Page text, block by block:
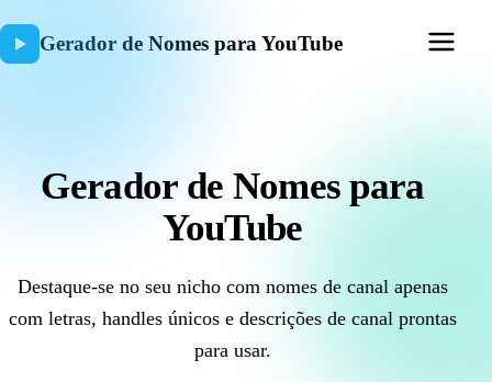
Gerador de Nomes para YouTube
Gerador de Nomes para
YouTube
Destaque-se no seu nicho com nomes de canal apenas
com letras, handles únicos e descrições de canal prontas
para usar.